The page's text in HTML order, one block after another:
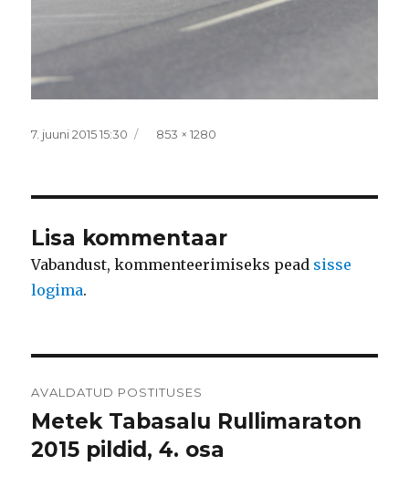
Postitatud
7. juuni 2015 15:30 Täissuurus
853 × 1280
Lisa kommentaar
Vabandust, kommenteerimiseks pead sisse
logima.
AVALDATUD POSTITUSES
Metek Tabasalu Rullimaraton
2015 pildid, 4. osa